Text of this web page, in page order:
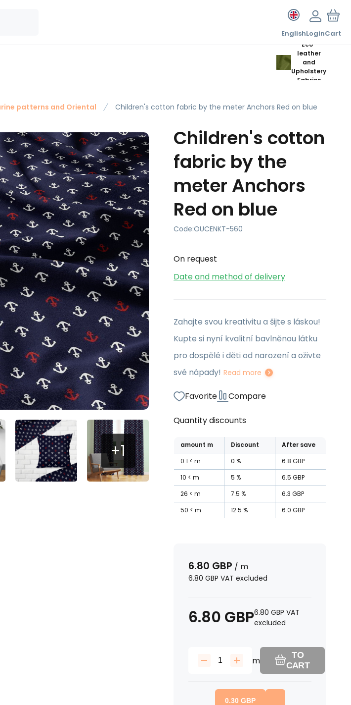
EnglishLoginCart
Eco-
leather
and
Upholstery
Fabrics
patterns and Oriental Children's cotton fabric by the meter Anchors Red on blue
Children's cotton
fabric by the
meter Anchors
Red on blue
Code:OUCENKT-560
On request
Date and method of delivery
Zahajte svou kreativitu a šijte s láskou!
Kupte si nyní kvalitní bavlněnou látku
pro dospělé i děti od narození a oživte
své nápady! Read more
Favorite Compare
Quantity discounts
amount m Discount
After save
0.1
m 0 % 6.8 GBP
10
m 5 % 6.5 GBP
26
m 7.5 % 6.3 GBP
50
m 12.5 % 6.0 GBP
6.80 GBP / m
6.80 GBP VAT excluded
6.80 GBP6.80 GBP VAT
excluded
m
TO
CART
0.30 GBP